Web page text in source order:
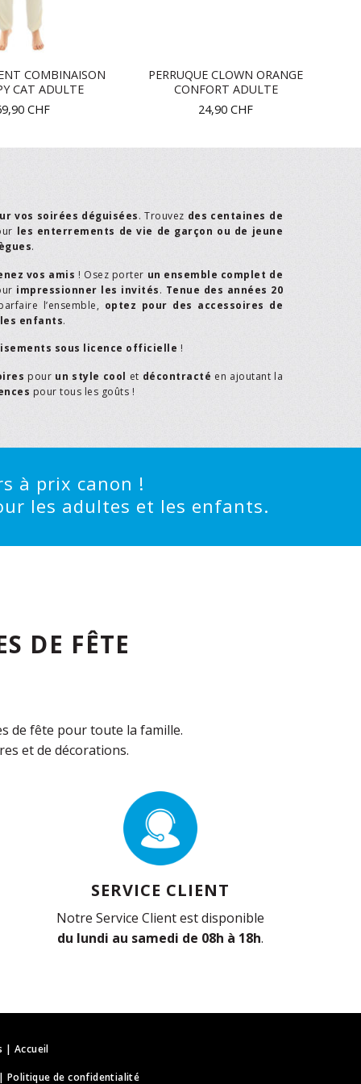
COMBINAISON
CAT ADULTE
CHF
PERRUQUE CLOWN ORANGE
CONFORT ADULTE
24,90 CHF
vos soirées déguisées. Trouvez des centaines de
les enterrements de vie de garçon ou de jeune
.
vos amis ! Osez porter un ensemble complet de
impressionner les invités. Tenue des années 20
l’ensemble, optez pour des accessoires de
les enfants.
sous licence officielle !
pour un style cool et décontracté en ajoutant la
pour tous les goûts !
à prix canon !
les adultes et les enfants.
DE FÊTE
de fête pour toute la famille.
et de décorations.
SERVICE CLIENT
Notre Service Client est disponible
du lundi au samedi de 08h à 18h.
|Accueil
Politique de confidentialité